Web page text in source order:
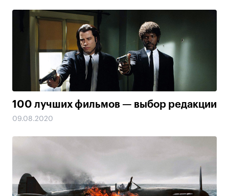
100 лучших фильмов — выбор редакции
09.08.2020